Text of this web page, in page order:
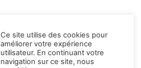
Ce site utilise des cookies pour
améliorer votre expérience
utilisateur. En continuant votre
navigation sur ce site, nous